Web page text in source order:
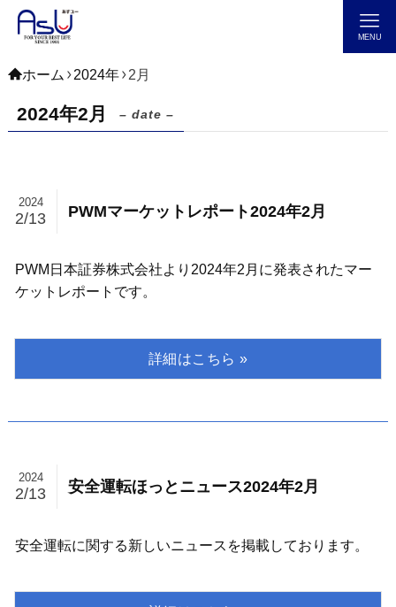
MENU
ホーム 2024年 2月
2024年2月 – date –
PWMマーケットレポート2024年2月
2024
2/13
PWM日本証券株式会社より2024年2月に発表されたマー
ケットレポートです。
安全運転ほっとニュース2024年2月
2024
2/13
安全運転に関する新しいニュースを掲載しております。